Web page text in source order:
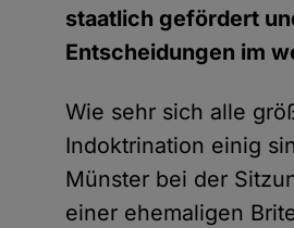
staatlich gefördert
Entscheidungen im
Wie sehr sich alle
Indoktrination einig
Münster bei der
einer ehemaligen